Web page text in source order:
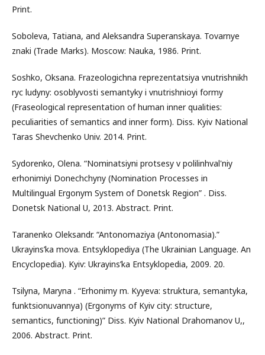
Print.
Soboleva, Tatiana, and Aleksandra Superanskaya. Tovarnye
znaki (Trade Marks). Moscow: Nauka, 1986. Print.
Soshko, Oksana. Frazeologichna reprezentatsiya vnutrishnikh
ryc ludyny: osoblyvosti semantyky i vnutrishnioyi formy
(Fraseological representation of human inner qualities:
peculiarities of semantics and inner form). Diss. Kyiv National
Taras Shevchenko Univ. 2014. Print.
Sydorenko, Olena. “Nominatsiyni protsesy v polilinhval'niy
erhonimiyi Donechchyny (Nomination Processes in
Multilingual Ergonym System of Donetsk Region” . Diss.
Donetsk National U, 2013. Abstract. Print.
Taranenko Oleksandr. “Antonomaziya (Antonomasia).”
Ukrayins’ka mova. Entsyklopediya (The Ukrainian Language. An
Encyclopedia). Kyiv: Ukrayins’ka Entsyklopedia, 2009. 20.
Tsilyna, Maryna . “Erhonimy m. Kyyeva: struktura, semantyka,
funktsionuvannya) (Ergonyms of Kyiv city: structure,
semantics, functioning)” Diss. Kyiv National Drahomanov U,,
2006. Abstract. Print.